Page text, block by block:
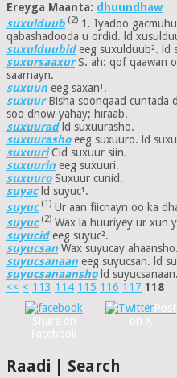
Ereyga Maanta: dhuundhaw
suxulduub (2) 1. Iyadoo
qabashadooda u ordid. ld
suxulduubideeg suxulduub². ld
suxursaaxurS. ah: qof qaawan
saarnayn.
suxuun eeg saxan¹.
suxuurBisha soonqaad cuntada
soo dhow-yahay; hiraab.
suxuuradld suxuurasho.
suxuurashoeeg suxuuro. ld
suxuuriCid suxuur siin.
suxuurin eeg suxuuri.
suxuuroSuxuur cunid.
suyacld suyuc¹.
suyuc(1) Ur aan fiicnayn oo ka
suyuc(2) Wax la huuriyey ur xun
suyucideeg suyuc².
suyucsan Wax suyucay ahaansho.
suyucsanaan eeg suyucsan. ld
suyucsanaanshold suyucsanaan.
<< < 113 114 115 116 117 118
Share on
Facebook
Post
on X
Raadi | Search